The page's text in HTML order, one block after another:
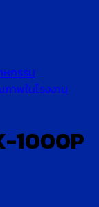
หกรรม
าพในโรงงาน
1000P